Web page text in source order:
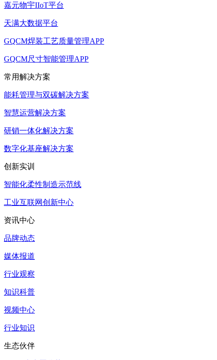
嘉元物宇IIoT平台
天满大数据平台
GQCM焊装工艺质量管理APP
GQCM尺寸智能管理APP
常用解决方案
能耗管理与双碳解决方案
智慧运营解决方案
研销一体化解决方案
数字化基座解决方案
创新实训
智能化柔性制造示范线
工业互联网创新中心
资讯中心
品牌动态
媒体报道
行业观察
知识科普
视频中心
行业知识
生态伙伴